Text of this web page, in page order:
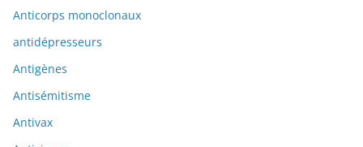
Anticorps monoclonaux
antidépresseurs
Antigènes
Antisémitisme
Antivax